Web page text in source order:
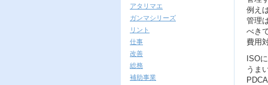
アタリマエ
ガンマシリーズ
リント
仕事
改善
総務
補助事業
例え
管理
べき
費用
ISO
うま